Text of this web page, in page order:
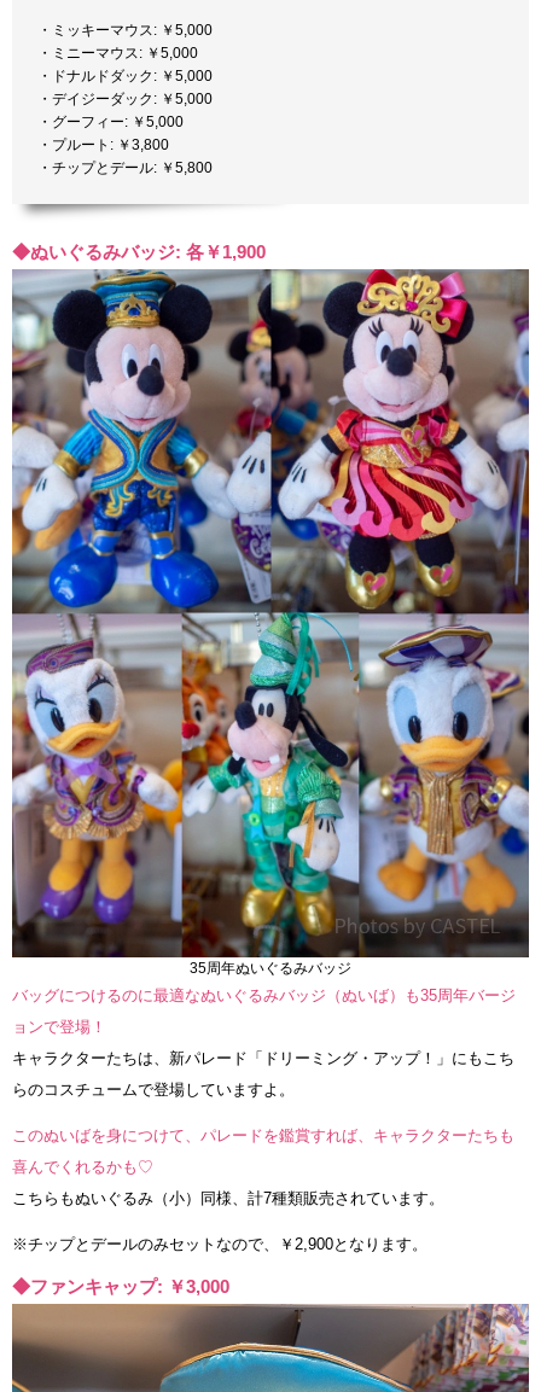
・ミッキーマウス: ￥5,000
・ミニーマウス: ￥5,000
・ドナルドダック: ￥5,000
・デイジーダック: ￥5,000
・グーフィー: ￥5,000
・プルート: ￥3,800
・チップとデール: ￥5,800
◆ぬいぐるみバッジ: 各￥1,900
35周年ぬいぐるみバッジ
バッグにつけるのに最適なぬいぐるみバッジ（ぬいば）も35周年バージ
ョンで登場！
キャラクターたちは、新パレード「ドリーミング・アップ！」にもこち
らのコスチュームで登場していますよ。
このぬいばを身につけて、パレードを鑑賞すれば、キャラクターたちも
喜んでくれるかも♡
こちらもぬいぐるみ（小）同様、計7種類販売されています。
※チップとデールのみセットなので、￥2,900となります。
◆ファンキャップ: ￥3,000